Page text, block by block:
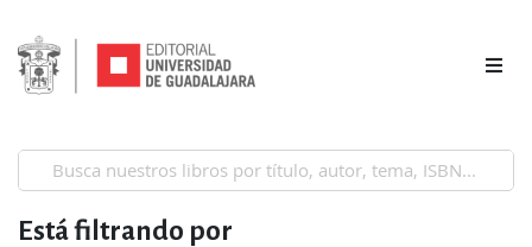
Está filtrando por